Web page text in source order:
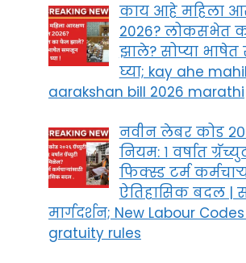
काय आहे महिला
2026? लोकसभेत
झाले? सोप्या
घ्या; kay ahe
aarakshan bill 2026 marathi
नवीन लेबर कोड
नियम: १ वर्षात
फिक्स्ड टर्म
ऐतिहासिक बदल |
मार्गदर्शन; New Labour
gratuity rules